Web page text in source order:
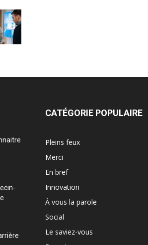
CATÉGORIE POPULAIRE
Pleins feux
Merci
En bref
Innovation
À vous la parole
Social
Le saviez-vous